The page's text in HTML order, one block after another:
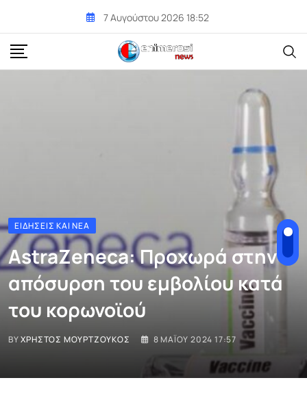
content
7 Αυγούστου 2026 18:52
ΕΙΔΉΣΕΙΣ ΚΑΙ ΝΈΑ
AstraZeneca: Προχωρά στην
απόσυρση του εμβολίου κατά
του κορωνοϊού
BYΧΡΉΣΤΟΣ ΜΟΥΡΤΖΟΎΚΟΣ 8 ΜΑΪ́ΟΥ 2024 17:57